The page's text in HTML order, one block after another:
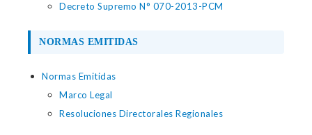
Decreto Supremo N° 070-2013-PCM
NORMAS EMITIDAS
Normas Emitidas
Marco Legal
Resoluciones Directorales Regionales